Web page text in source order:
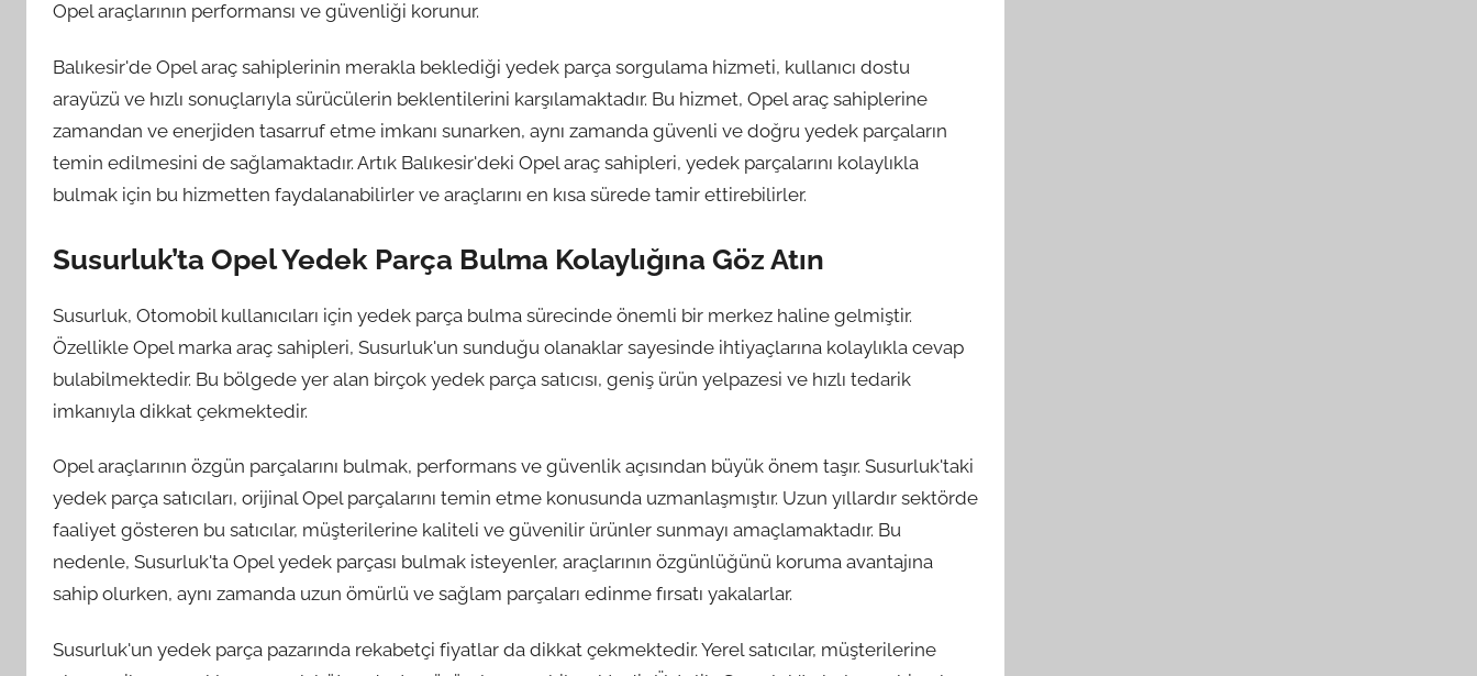
Opel araçlarının performansı ve güvenliği korunur.
Balıkesir'de Opel araç sahiplerinin merakla beklediği yedek parça sorgulama hizmeti, kullanıcı dostu
arayüzü ve hızlı sonuçlarıyla sürücülerin beklentilerini karşılamaktadır. Bu hizmet, Opel araç sahiplerine
zamandan ve enerjiden tasarruf etme imkanı sunarken, aynı zamanda güvenli ve doğru yedek parçaların
temin edilmesini de sağlamaktadır. Artık Balıkesir'deki Opel araç sahipleri, yedek parçalarını kolaylıkla
bulmak için bu hizmetten faydalanabilirler ve araçlarını en kısa sürede tamir ettirebilirler.
Susurluk’ta Opel Yedek Parça Bulma Kolaylığına Göz Atın
Susurluk, Otomobil kullanıcıları için yedek parça bulma sürecinde önemli bir merkez haline gelmiştir.
Özellikle Opel marka araç sahipleri, Susurluk'un sunduğu olanaklar sayesinde ihtiyaçlarına kolaylıkla cevap
bulabilmektedir. Bu bölgede yer alan birçok yedek parça satıcısı, geniş ürün yelpazesi ve hızlı tedarik
imkanıyla dikkat çekmektedir.
Opel araçlarının özgün parçalarını bulmak, performans ve güvenlik açısından büyük önem taşır. Susurluk'taki
yedek parça satıcıları, orijinal Opel parçalarını temin etme konusunda uzmanlaşmıştır. Uzun yıllardır sektörde
faaliyet gösteren bu satıcılar, müşterilerine kaliteli ve güvenilir ürünler sunmayı amaçlamaktadır. Bu
nedenle, Susurluk'ta Opel yedek parçası bulmak isteyenler, araçlarının özgünlüğünü koruma avantajına
sahip olurken, aynı zamanda uzun ömürlü ve sağlam parçaları edinme fırsatı yakalarlar.
Susurluk'un yedek parça pazarında rekabetçi fiyatlar da dikkat çekmektedir. Yerel satıcılar, müşterilerine